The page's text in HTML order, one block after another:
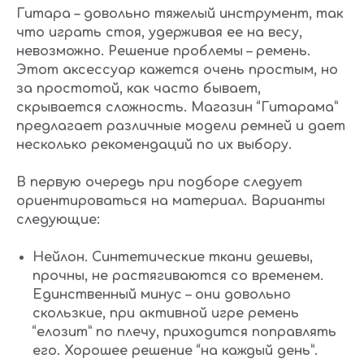
Гитара – довольно тяжелый инструмент, так
что играть стоя, удерживая ее на весу,
невозможно. Решение проблемы – ремень.
Этот аксессуар кажется очень простым, но
за простотой, как часто бывает,
скрывается сложность. Магазин “Гитарама”
предлагает различные модели ремней и дает
несколько рекомендаций по их выбору.
В первую очередь при подборе следует
ориентироваться на материал. Варианты
следующие:
Нейлон. Синтетические ткани дешевы,
прочны, не растягиваются со временем.
Единственный минус – они довольно
скользкие, при активной игре ремень
“елозит” по плечу, приходится поправлять
его. Хорошее решение “на каждый день”.